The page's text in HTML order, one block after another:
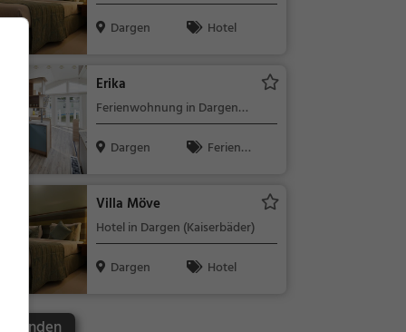
Dargen
Hotel
Erika
Ferienwohnung in Dargen
(Kaiserbäder)
Dargen
Ferienwo
Villa Möve
Hotel in Dargen (Kaiserbäder)
Dargen
Hotel